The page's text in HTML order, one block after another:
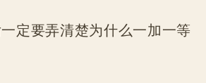
定要弄清楚为什么一加一等